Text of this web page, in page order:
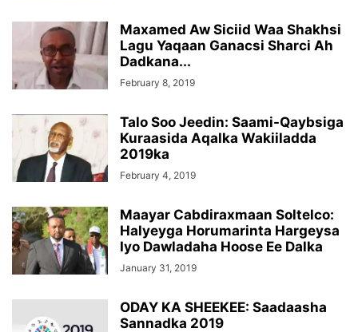
Maxamed Aw Siciid Waa Shakhsi
Lagu Yaqaan Ganacsi Sharci Ah
Dadkana...
February 8, 2019
Talo Soo Jeedin: Saami-Qaybsiga
Kuraasida Aqalka Wakiiladda
2019ka
February 4, 2019
Maayar Cabdiraxmaan Soltelco:
Halyeyga Horumarinta Hargeysa
Iyo Dawladaha Hoose Ee Dalka
January 31, 2019
ODAY KA SHEEKEE: Saadaasha
Sannadka 2019